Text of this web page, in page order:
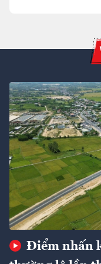
Điểm nhấn